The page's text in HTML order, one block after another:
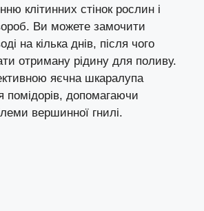
клітинних стінок рослин і
Ви можете замочити
на кілька днів, після чого
отриману рідину для поливу.
яєчна шкаралупа
помідорів, допомагаючи
вершинної гнилі.